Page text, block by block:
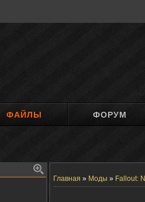
ФАЙЛЫ ФОРУМ
Главная » Моды » Fallout: